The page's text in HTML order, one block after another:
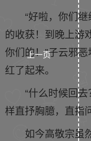
“好啦，你们
的收获！到晚上游
你们的！”子云邪
红了起来。
“什么时候回
样直抒胸臆，直指
如今高敬宗虽
上一页